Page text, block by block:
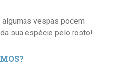
vespas podem
sua espécie pelo rosto!